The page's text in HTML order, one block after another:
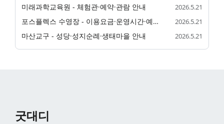
미래과학교육원 - 체험관·예약·관람 안내 2026.5.21
포스플렉스 수영장 - 이용요금·운영시간·예약 안내 2026.5.21
마산교구 - 성당·성지순례·생태마을 안내 2026.5.21
굿대디